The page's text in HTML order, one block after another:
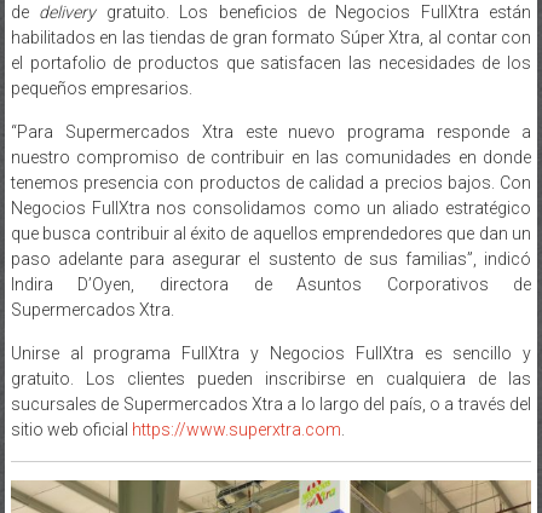
de deliverygratuito. Los beneficios de Negocios FullXtra están
habilitados en las tiendas de gran formato Súper Xtra, al contar con
el portafolio de productos que satisfacen las necesidades de los
pequeños empresarios.
“Para Supermercados Xtra este nuevo programa responde a
nuestro compromiso de contribuir en las comunidades en donde
tenemos presencia con productos de calidad a precios bajos. Con
Negocios FullXtra nos consolidamos como un aliado estratégico
que busca contribuir al éxito de aquellos emprendedores que dan un
paso adelante para asegurar el sustento de sus familias”, indicó
Indira D’Oyen, directora de Asuntos Corporativos de
Supermercados Xtra.
Unirse al programa FullXtra y Negocios FullXtra es sencillo y
gratuito. Los clientes pueden inscribirse en cualquiera de las
sucursales de Supermercados Xtra a lo largo del país, o a través del
sitio web oficial https://www.superxtra.com